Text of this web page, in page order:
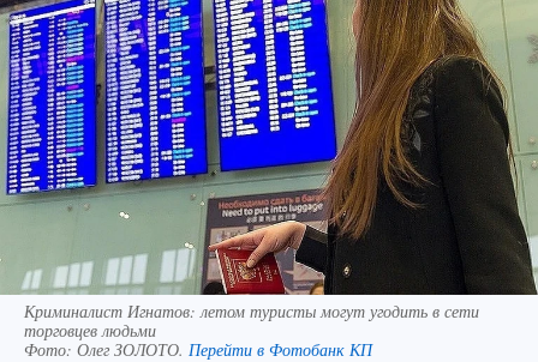
Криминалист Игнатов: летом туристы могут угодить в сети
торговцев людьми
Фото: Олег ЗОЛОТО. Перейти в Фотобанк КП